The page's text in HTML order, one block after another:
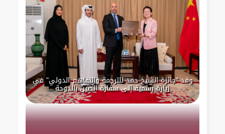
وفد "جائزة الشيخ حمد للترجمة والتفاهم الدولي" في
زيارة رسمية إلى سفارة الصين بالدوحة